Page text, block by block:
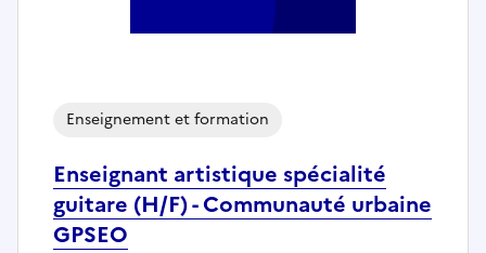
Enseignant artistique spécialité
guitare (H/F) - Communauté urbaine
GPSEO
Enseignement et formation